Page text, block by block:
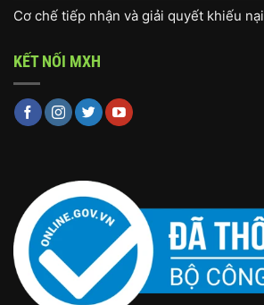
Cơ chế tiếp nhận và giải quyết khiếu nại
KẾT NỐI MXH